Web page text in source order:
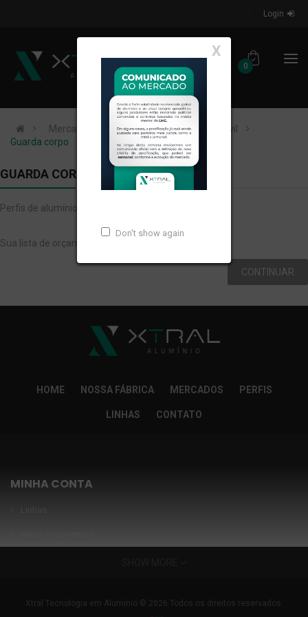
Login
0
X
Don't show again
Mercados de Atuação
Construção Civil
Guarda corpo
GUARDA CORPO
Perfis de alumínio extrudados para GUARDA CORPO.
Sua lista de orçamentos está vazia!
CONTINUAR
HOME NOSSA FÁBRICA MERCADOS PERFIS
LINHAS CONTATO
MINHA CONTA
INFORMAÇÕES
Xtral Tecnologia em Alumínio © 2026.Todos os direitos reservados.